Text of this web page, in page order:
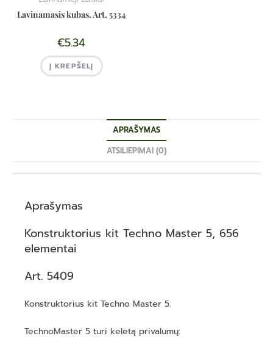
Lavinamasis kubas. Art. 5334
€5.34
Į KREPŠELĮ
APRAŠYMAS
ATSILIEPIMAI (0)
Aprašymas
Konstruktorius kit Techno Master 5, 656
elementai
Art. 5409
Konstruktorius kit Techno Master 5.
TechnoMaster 5 turi keletą privalumų: